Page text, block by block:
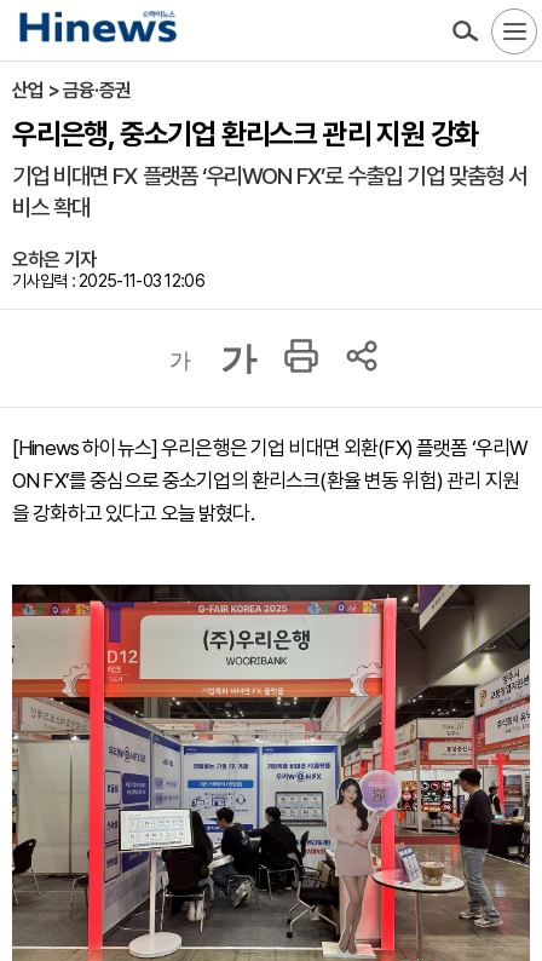
산업 > 금융·증권
우리은행, 중소기업 환리스크 관리 지원 강화
기업 비대면 FX 플랫폼 ‘우리WON FX’로 수출입 기업 맞춤형 서
비스 확대
오하은 기자
기사입력 : 2025-11-03 12:06
가 가
[Hinews 하이뉴스] 우리은행은 기업 비대면 외환(FX) 플랫폼 ‘우리W
ON FX’를 중심으로 중소기업의 환리스크(환율 변동 위험) 관리 지원
을 강화하고 있다고 오늘 밝혔다.